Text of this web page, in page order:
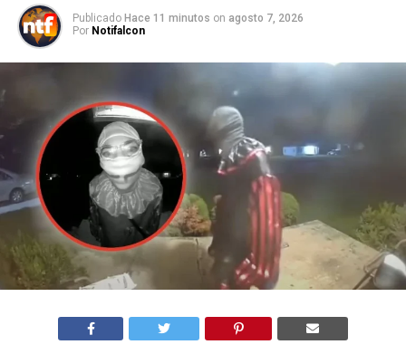
Publicado Hace 11 minutos on agosto 7, 2026
Por Notifalcon